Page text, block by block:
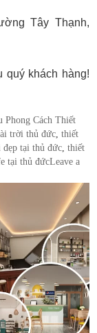
Tây Thạnh,
khách hàng!
Phong Cách Thiết
trời thủ đức ,thiết
đẹp tại thủ đức ,thiết
tại thủ đứcLeave a